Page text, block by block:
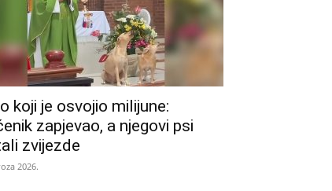
koji je osvojio milijune:
zapjevao, a njegovi psi
zvijezde
2026.